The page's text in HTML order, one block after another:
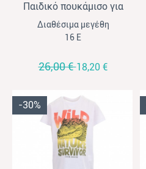
Παιδικό πουκάμισο για
αγόρια Nathkids λευκό-
μπλε
Διαθέσιμα μεγέθη
16 Ε
26,00 €18,20 €
-30%